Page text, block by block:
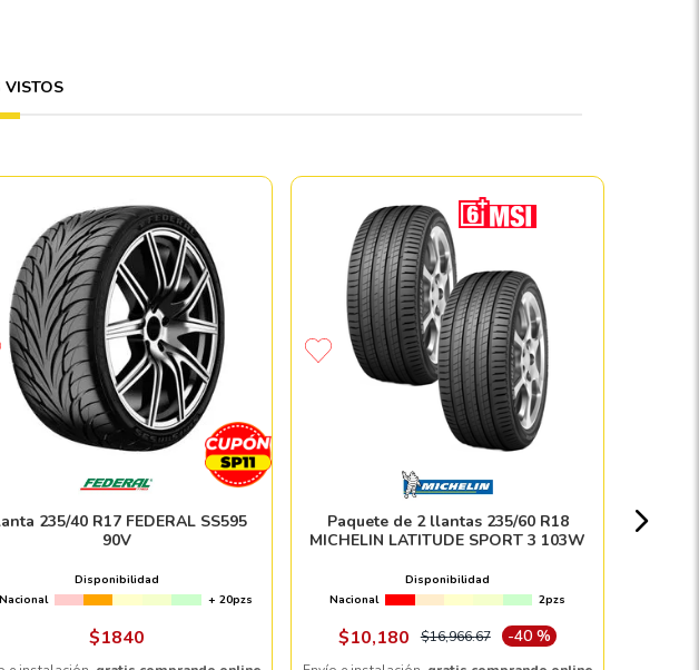
VISTOS
235/40 R17 FEDERAL SS595
90V
Disponibilidad
Nacional
+ 20pzs
$1840
Paquete de 2 llantas 235/60 R18
MICHELIN LATITUDE SPORT 3 103W
Disponibilidad
Nacional
2pzs
$10,180 $16,966.67 -40 %